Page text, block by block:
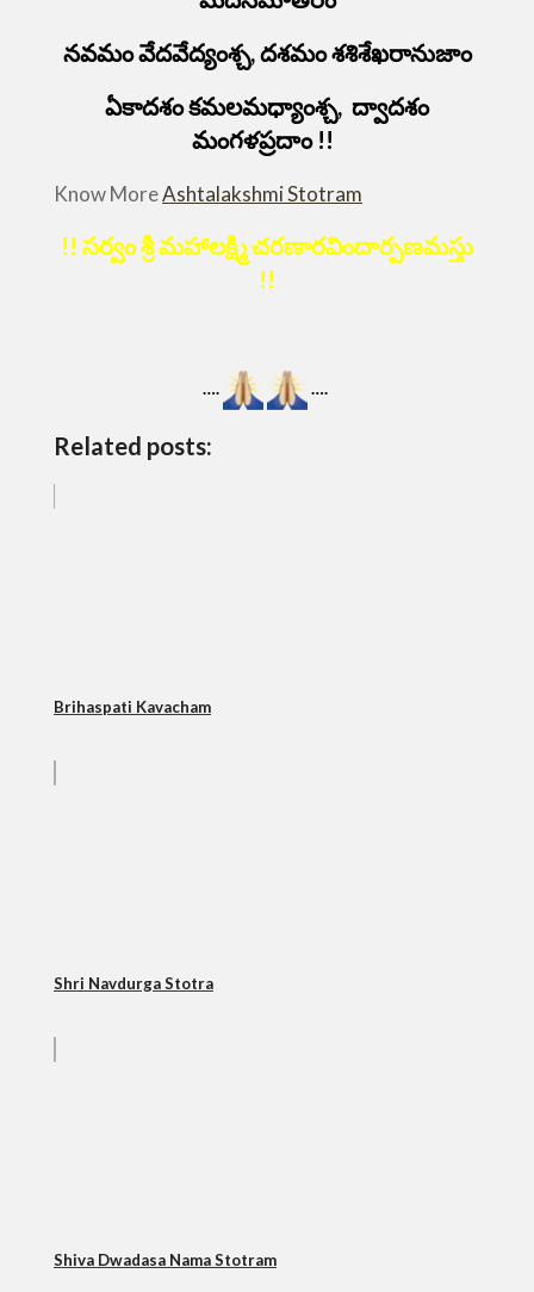
నవమం వేదవేద్యంశ్చ, దశమం శశిశేఖరానుజాం
ఏకాదశం కమలమధ్యాంశ్చ, ద్వాదశం
మంగళప్రదాం !!
Know MoreAshtalakshmi Stotram
!! సర్వం శ్రీ మహాలక్ష్మి చరణారవిందార్పణమస్తు
!!
…. ….
Related posts:
Brihaspati Kavacham
Shri Navdurga Stotra
Shiva Dwadasa Nama Stotram